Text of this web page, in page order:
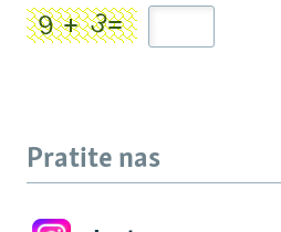
Pratite nas